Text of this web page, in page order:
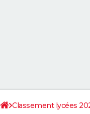
Classement lycées